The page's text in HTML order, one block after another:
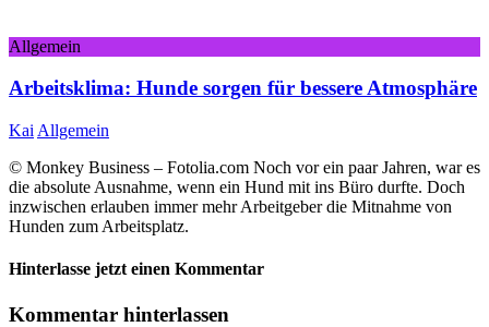
Allgemein
Arbeitsklima: Hunde sorgen für bessere Atmosphäre
Kai Allgemein
© Monkey Business – Fotolia.com Noch vor ein paar Jahren, war es
die absolute Ausnahme, wenn ein Hund mit ins Büro durfte. Doch
inzwischen erlauben immer mehr Arbeitgeber die Mitnahme von
Hunden zum Arbeitsplatz.
Hinterlasse jetzt einen Kommentar
Kommentar hinterlassen